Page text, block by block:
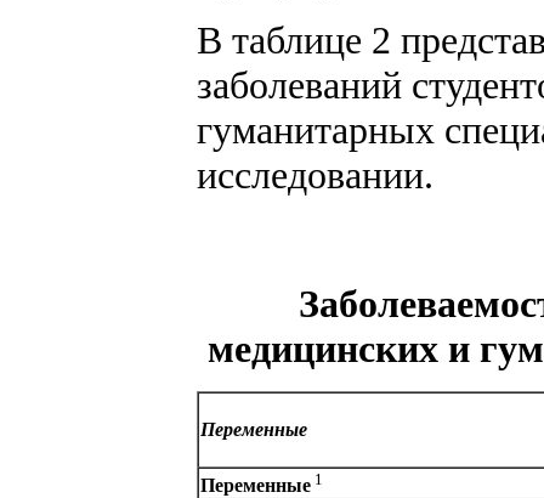
В таблице 2
заболеваний
гуманитарных
исследовании.
медицинских и
Переменные
Переменные 1